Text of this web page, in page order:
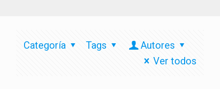
Categoría Tags
Autores
Ver todos